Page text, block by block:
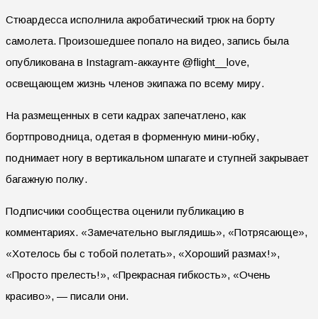
Стюардесса исполнила акробатический трюк на борту
самолета. Произошедшее попало на видео, запись была
опубликована в Instagram-аккаунте @flight__love,
освещающем жизнь членов экипажа по всему миру.
На размещенных в сети кадрах запечатлено, как
бортпроводница, одетая в форменную мини-юбку,
поднимает ногу в вертикальном шпагате и ступней закрывает
багажную полку.
Подписчики сообщества оценили публикацию в
комментариях. «Замечательно выглядишь», «Потрясающе»,
«Хотелось бы с тобой полетать», «Хороший размах!»,
«Просто прелесть!», «Прекрасная гибкость», «Очень
красиво», — писали они.